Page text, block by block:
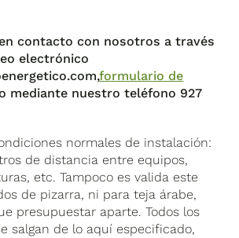
contacto con nosotros a través
electrónico
,formulario de
mediante nuestro teléfono 927
normales de instalación:
de distancia entre equipos,
etc. Tampoco es valida este
de pizarra, ni para teja árabe,
presupuestar aparte. Todos los
salgan de lo aquí especificado,